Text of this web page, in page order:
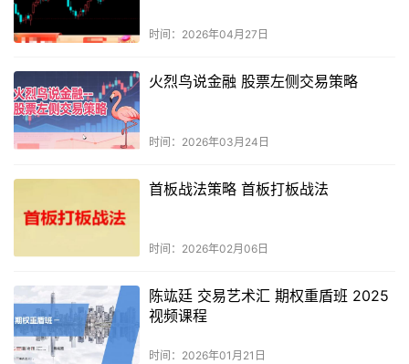
时间：2026年04月27日
火烈鸟说金融 股票左侧交易策略
时间：2026年03月24日
首板战法策略 首板打板战法
时间：2026年02月06日
陈竑廷 交易艺术汇 期权重盾班 2025
视频课程
时间：2026年01月21日